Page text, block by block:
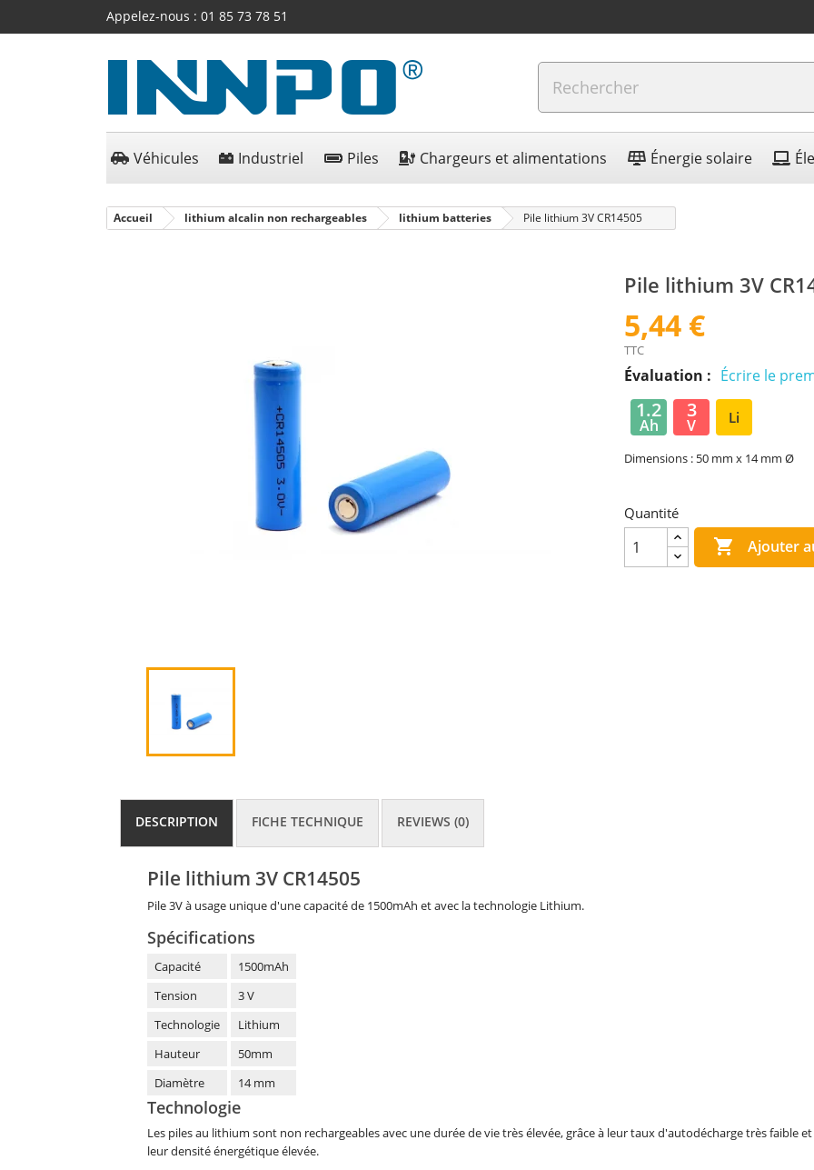
Appelez-nous : 01 85 73 78 51
Véhicules Industriel Piles Chargeurs et alimentations Énergie solaire
Accueil lithium alcalin non rechargeables lithium batteries Pile lithium 3V CR14505
Pile lithium 3V
5,44 €
TTC
Évaluation : Écrire le
1.2
Ah
3
V Li
Dimensions : 50 mm x 14 mm Ø
Quantité
 Ajouter
DESCRIPTION FICHE TECHNIQUE REVIEWS (0)
Pile lithium 3V CR14505
Pile 3V à usage unique d'une capacité de 1500mAh et avec la technologie Lithium.
Spécifications
Capacité
1500mAh
Tension
3 V
Technologie
Lithium
Hauteur
50mm
Diamètre
14 mm
Technologie
Les piles au lithium sont non rechargeables avec une durée de vie très élevée, grâce à leur taux d'autodécharge très faible et
leur densité énergétique élevée.